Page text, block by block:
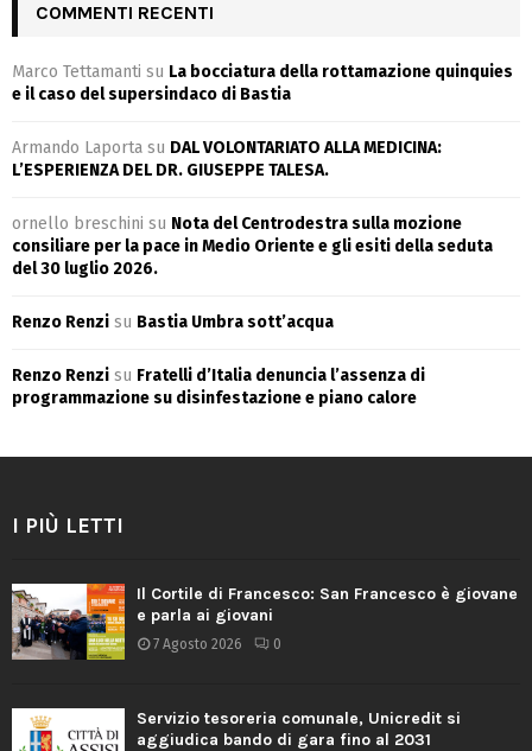
COMMENTI RECENTI
Marco Tettamanti su La bocciatura della rottamazione quinquies
e il caso del supersindaco di Bastia
Armando Laporta su DAL VOLONTARIATO ALLA MEDICINA:
L’ESPERIENZA DEL DR. GIUSEPPE TALESA.
ornello breschini su Nota del Centrodestra sulla mozione
consiliare per la pace in Medio Oriente e gli esiti della seduta
del 30 luglio 2026.
Renzo Renzi su Bastia Umbra sott’acqua
Renzo Renzi su Fratelli d’Italia denuncia l’assenza di
programmazione su disinfestazione e piano calore
I PIÙ LETTI
Il Cortile di Francesco: San Francesco è giovane
e parla ai giovani
7 Agosto 2026 0
Servizio tesoreria comunale, Unicredit si
aggiudica bando di gara fino al 2031